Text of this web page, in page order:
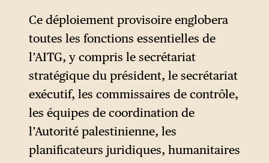
Ce déploiement provisoire englobera
toutes les fonctions essentielles de
l’AITG, y compris le secrétariat
stratégique du président, le secrétariat
exécutif, les commissaires de contrôle,
les équipes de coordination de
l’Autorité palestinienne, les
planificateurs juridiques, humanitaires